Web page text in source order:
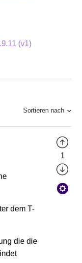
(v1)
Sortieren nach
dem T-
die die
1